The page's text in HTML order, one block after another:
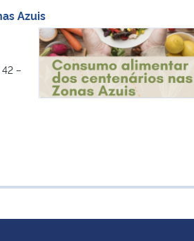
Azuis
–
Consumo alimentar dos